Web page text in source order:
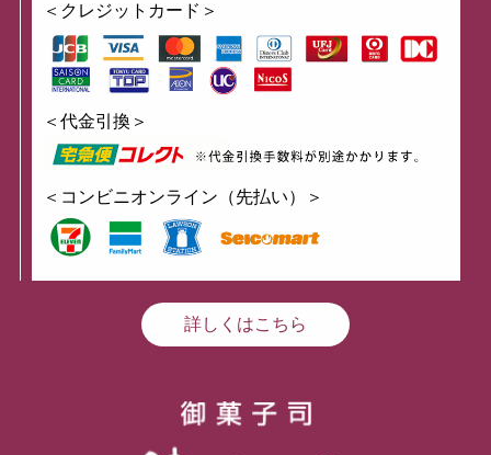
＜クレジットカード＞
＜代金引換＞
＜コンビニオンライン（先払い）＞
詳しくはこちら